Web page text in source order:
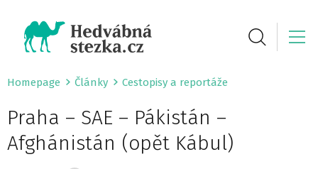
Homepage Články Cestopisy a reportáže
Praha – SAE – Pákistán –
Afghánistán (opět Kábul)